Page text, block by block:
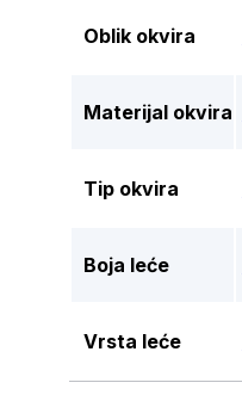
Oblik okvira
Materijal okvira
Tip okvira
Boja leće
Vrsta leće